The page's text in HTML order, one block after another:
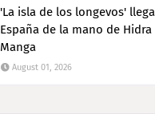
'La isla de los longevos'
España de la mano de Hidra
Manga
August 01, 2026